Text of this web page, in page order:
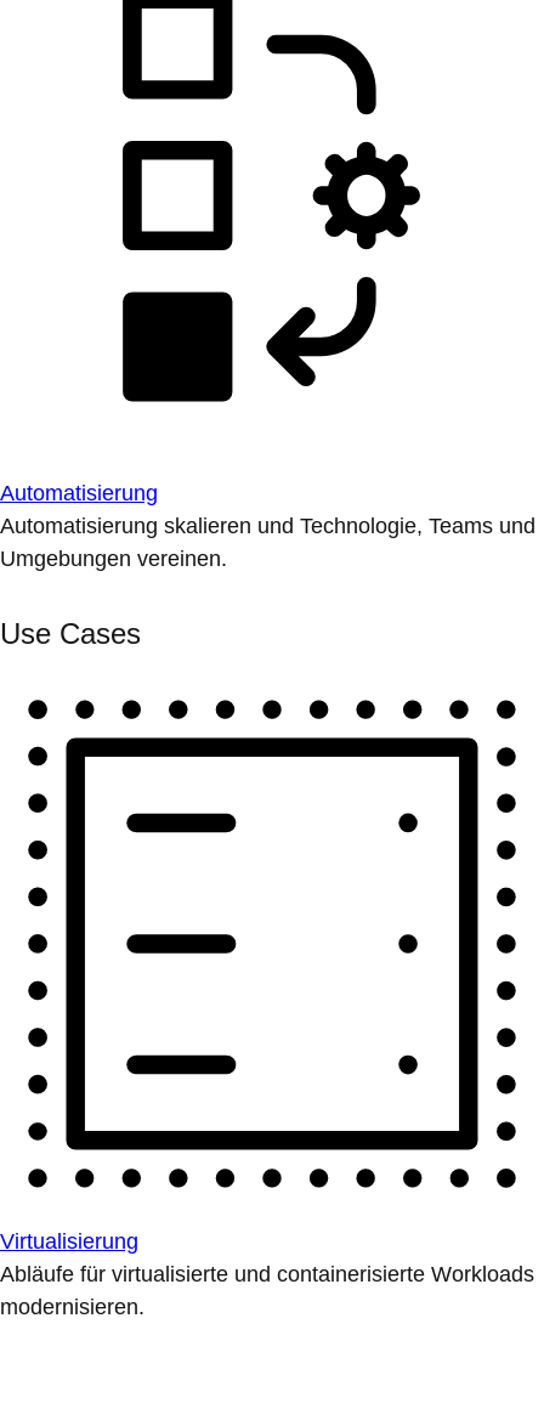
Automatisierung
Automatisierung skalieren und Technologie, Teams und
Umgebungen vereinen.
Use Cases
Virtualisierung
Abläufe für virtualisierte und containerisierte Workloads
modernisieren.